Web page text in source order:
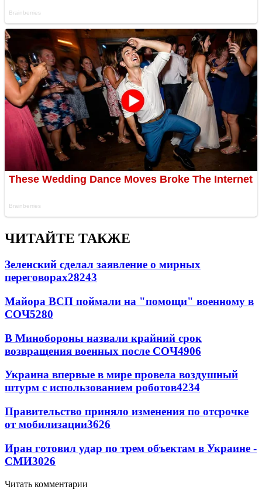
ЧИТАЙТЕ ТАКЖЕ
Зеленский сделал заявление о мирных
переговорах28243
Майора ВСП поймали на "помощи" военному в
СОЧ5280
В Минобороны назвали крайний срок
возвращения военных после СОЧ4906
Украина впервые в мире провела воздушный
штурм с использованием роботов4234
Правительство приняло изменения по отсрочке
от мобилизации3626
Иран готовил удар по трем объектам в Украине -
СМИ3026
Читать комментарии